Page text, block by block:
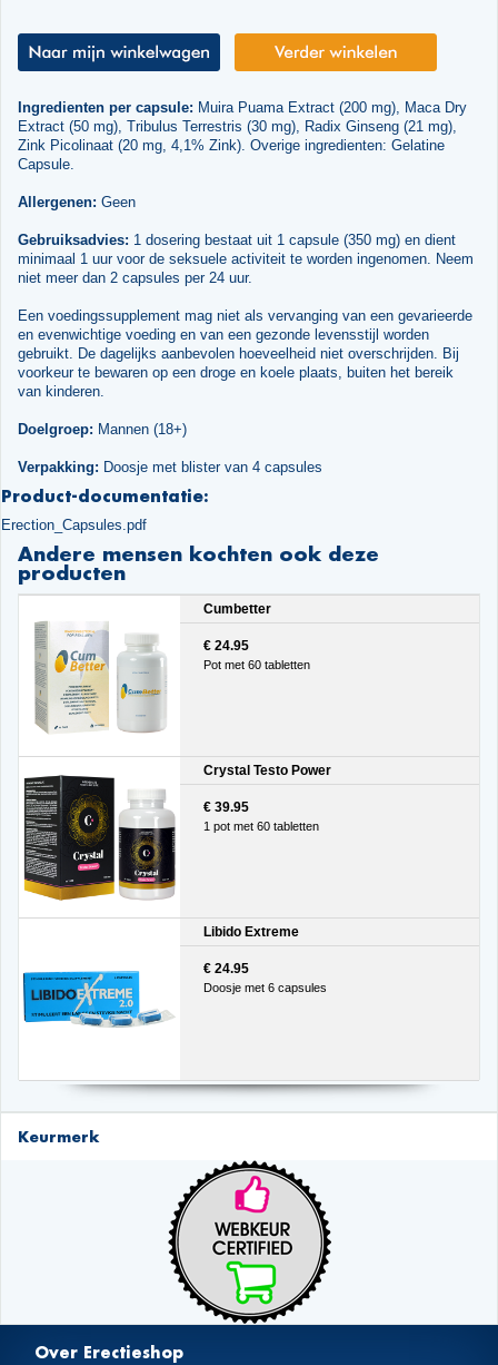
Ingredienten per capsule: Muira Puama Extract (200 mg), Maca Dry
Extract (50 mg), Tribulus Terrestris (30 mg), Radix Ginseng (21 mg),
Zink Picolinaat (20 mg, 4,1% Zink). Overige ingredienten: Gelatine
Capsule.
Allergenen: Geen
Gebruiksadvies: 1 dosering bestaat uit 1 capsule (350 mg) en dient
minimaal 1 uur voor de seksuele activiteit te worden ingenomen. Neem
niet meer dan 2 capsules per 24 uur.
Een voedingssupplement mag niet als vervanging van een gevarieerde
en evenwichtige voeding en van een gezonde levensstijl worden
gebruikt. De dagelijks aanbevolen hoeveelheid niet overschrijden. Bij
voorkeur te bewaren op een droge en koele plaats, buiten het bereik
van kinderen.
Doelgroep: Mannen (18+)
Verpakking: Doosje met blister van 4 capsules
Product-documentatie:
Erection_Capsules.pdf
Andere mensen kochten ook deze
producten
Cumbetter
€ 24.95
Pot met 60 tabletten
Crystal Testo Power
€ 39.95
1 pot met 60 tabletten
Libido Extreme
€ 24.95
Doosje met 6 capsules
Keurmerk
Over Erectieshop